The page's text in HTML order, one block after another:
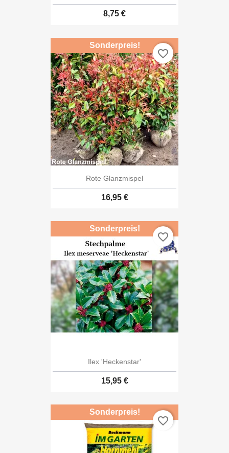
8,75 €
Rote Glanzmispel
16,95 €
Sonderpreis!
favorite_border
Ilex 'Heckenstar'
15,95 €
Sonderpreis!
favorite_border
Sonderpreis!
favorite_border